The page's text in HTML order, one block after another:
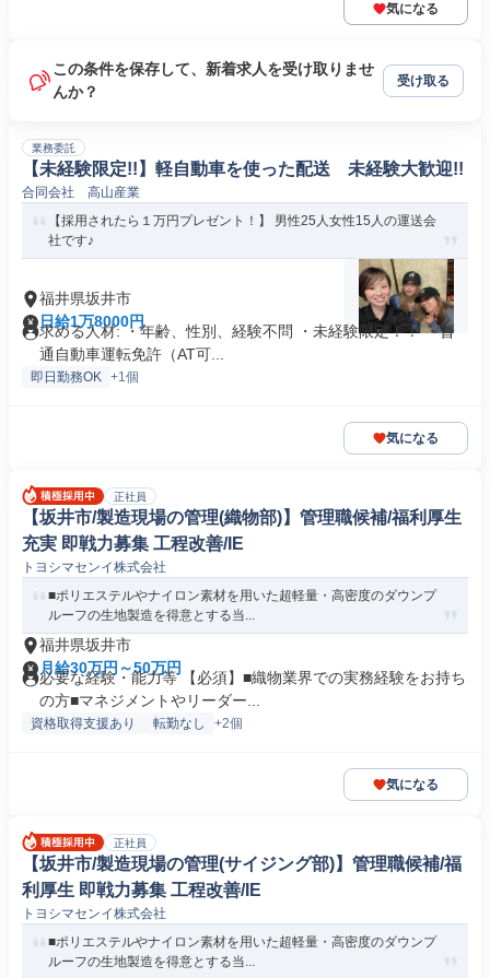
気になる
この条件を保存して、新着求人を受け取りませ
んか？
受け取る
業務委託
【未経験限定!!】軽自動車を使った配送 未経験大歓迎!!
合同会社 高山産業
【採用されたら１万円プレゼント！】 男性25人女性15人の運送会
社です♪
福井県坂井市
日給1万8000円
求める人材: ・年齢、性別、経験不問 ・未経験限定！！ ・普
通自動車運転免許（AT可...
即日勤務OK +1個
気になる
正社員
【坂井市/製造現場の管理(織物部)】管理職候補/福利厚生
充実 即戦力募集 工程改善/IE
トヨシマセンイ株式会社
■ポリエステルやナイロン素材を用いた超軽量・高密度のダウンプ
ルーフの生地製造を得意とする当...
福井県坂井市
月給30万円～50万円
必要な経験・能力等 【必須】■織物業界での実務経験をお持ち
の方■マネジメントやリーダー...
資格取得支援あり 転勤なし +2個
気になる
正社員
【坂井市/製造現場の管理(サイジング部)】管理職候補/福
利厚生 即戦力募集 工程改善/IE
トヨシマセンイ株式会社
■ポリエステルやナイロン素材を用いた超軽量・高密度のダウンプ
ルーフの生地製造を得意とする当...